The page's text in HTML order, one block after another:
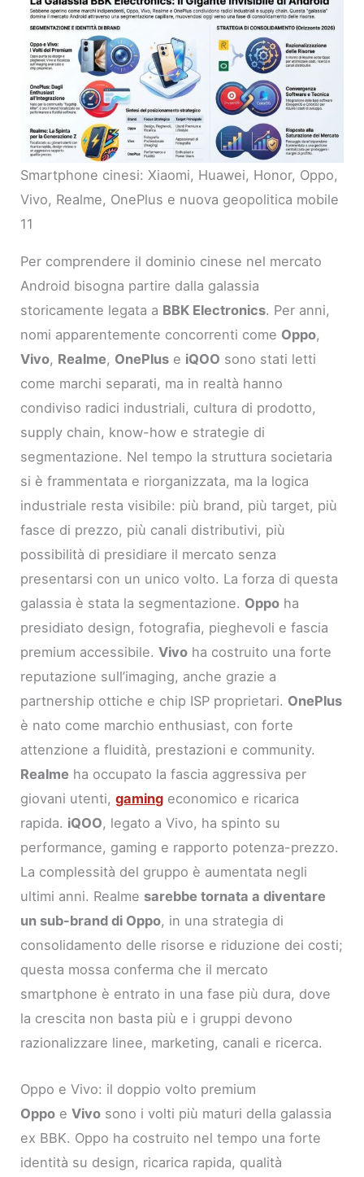
Smartphone cinesi: Xiaomi, Huawei, Honor, Oppo,
Vivo, Realme, OnePlus e nuova geopolitica mobile
11
Per comprendere il dominio cinese nel mercato
Android bisogna partire dalla galassia
storicamente legata a BBK Electronics. Per anni,
nomi apparentemente concorrenti come Oppo,
Vivo, Realme, OnePlus e iQOO sono stati letti
come marchi separati, ma in realtà hanno
condiviso radici industriali, cultura di prodotto,
supply chain, know-how e strategie di
segmentazione. Nel tempo la struttura societaria
si è frammentata e riorganizzata, ma la logica
industriale resta visibile: più brand, più target, più
fasce di prezzo, più canali distributivi, più
possibilità di presidiare il mercato senza
presentarsi con un unico volto. La forza di questa
galassia è stata la segmentazione. Oppo ha
presidiato design, fotografia, pieghevoli e fascia
premium accessibile.Vivo ha costruito una forte
reputazione sull’imaging, anche grazie a
partnership ottiche e chip ISP proprietari. OnePlus
è nato come marchio enthusiast, con forte
attenzione a fluidità, prestazioni e community.
Realme ha occupato la fascia aggressiva per
giovani utenti,gaming economico e ricarica
rapida. iQOO, legato a Vivo, ha spinto su
performance, gaming e rapporto potenza-prezzo.
La complessità del gruppo è aumentata negli
ultimi anni. Realme sarebbe tornata a diventare
un sub-brand di Oppo, in una strategia di
consolidamento delle risorse e riduzione dei costi;
questa mossa conferma che il mercato
smartphone è entrato in una fase più dura, dove
la crescita non basta più e i gruppi devono
razionalizzare linee, marketing, canali e ricerca.
Oppo e Vivo: il doppio volto premium
Oppo eVivo sono i volti più maturi della galassia
ex BBK. Oppo ha costruito nel tempo una forte
identità su design, ricarica rapida, qualità